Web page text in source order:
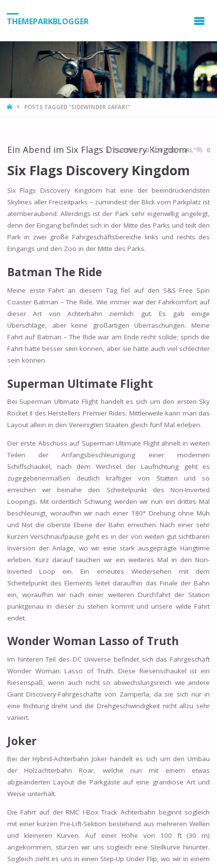
THEMEPARKBLOGGER
HOMEPOSTS TAGGED "SIDEWINDER SAFARI"
Ein Abend im Six Flags Discovery Kingdom
ITEMPROP="DISCUSSIONURL" 0
Six Flags Discovery Kingdom
Six Flags Discovery Kingdom hat eine der beeindruckendsten
Skylines aller Freizeitparks – zumindest der Blick vom Parkplatz ist
atemberaubend. Allerdings ist der Park sehr eigenwillig angelegt,
denn der Eingang befindet sich in der Mitte des Parks und teilt den
Park in zwei große Fahrgeschäftsbereiche links und rechts des
Eingangs und den Zoo in der Mitte des Parks.
Batman The Ride
Meine erste Fahrt an diesem Tag fiel auf den S&S Free Spin
Coaster Batman – The Ride. Wie immer war der Fahrkomfort auf
dieser Art von Achterbahn ziemlich gut. Es gab einige
Überschläge, aber keine großartigen Überraschungen. Meine
Fahrt auf Batman – The Ride war am Ende recht solide; sprich die
Fahrt hätte besser sein können, aber sie hätte auch viel schlechter
sein können.
Superman Ultimate Flight
Bei Superman Ultimate Flight handelt es sich um den ersten Sky
Rocket II des Herstellers Premier Rides. Mittlerweile kann man das
Layout allein in den Vereinigten Staaten gleich fünf Mal erleben.
Der erste Abschuss auf Superman Ultimate Flight ähnelt in weiten
Teilen der Anfangsbeschleunigung einer modernen
Schiffschaukel, nach dem Wechsel der Laufrichtung geht es
zugegebenermaßen deutlich kräftiger von Statten und so
erreichen wir beinahe den Scheitelpunkt des Non-Inverted
Loopings. Mit ordentlich Schwung werden wir nun ein drittes Mal
beschleunigt, woraufhin wir nach einer 180° Drehung ohne Müh
und Not die oberste Ebene der Bahn erreichen. Nach einer sehr
kurzen Verschnaufpause geht es in der von weiten gut sichtbaren
Inversion der Anlage, wo wir eine stark ausgeprägte Hangtime
erleben. Kurz darauf tauchen wir ein weiteres Mal in den Non-
Inverted Loop ein. Ein erneutes Wiedersehen mit dem
Scheitelpunkt des Elements leitet daraufhin das Finale der Bahn
ein, woraufhin wir nach einer weiteren Durchfahrt der Station
punktgenau in dieser zu stehen kommt und unsere wilde Fahrt
endet.
Wonder Woman Lasso of Truth
Im hinteren Teil des DC Universe befindet sich das Fahrgeschäft
Wonder Woman: Lasso of Truth. Diese Riesenschaukel ist ein
Riesenspaß, wenn auch nicht so abwechslungsreich wie andere
Giant Discovery-Fahrgeschäfte von Zamperla, da sie sich nur in
eine Richtung dreht und die Drehgeschwindigkeit nicht allzu sehr
variiert.
Joker
Bei der Hybrid-Achterbahn Joker handelt es sich um den Umbau
der Holzachterbahn Roar, welche nun mit einem etwas
abgeänderten Layout die Parkgäste auf eine grandiose Art und
Weise unterhält.
Die Fahrt auf der RMC I-Box Track Achterbahn beginnt sogleich
mit einer kurzen Pre-Lift-Sektion bestehend aus mehreren Wellen
und kleineren Kurven. Auf einer Höhe von 100 ft (30 m)
angekommen, stürzen wir uns sogleich eine Steilkurve hinunter.
Sogleich zieht es uns in einen Step-Up Under Flip, wo wir in einem